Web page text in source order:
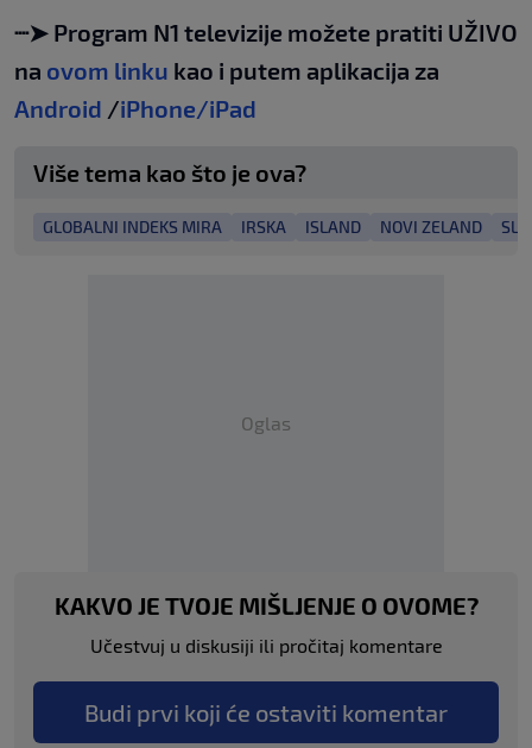
┈➤ Program N1 televizije možete pratiti UŽIVO
na ovom linku kao i putem aplikacija za
Android /iPhone/iPad
Više tema kao što je ova?
GLOBALNI INDEKS MIRA IRSKA ISLAND NOVI ZELAND
Oglas
KAKVO JE TVOJE MIŠLJENJE O OVOME?
Učestvuj u diskusiji ili pročitaj komentare
Budi prvi koji će ostaviti komentar